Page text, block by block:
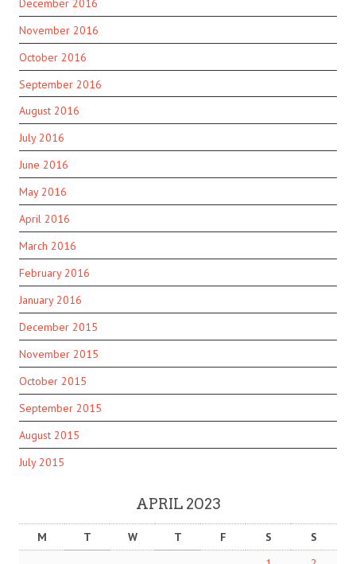
November 2016
October 2016
September 2016
August 2016
July 2016
June 2016
May 2016
April 2016
March 2016
February 2016
January 2016
December 2015
November 2015
October 2015
September 2015
August 2015
July 2015
APRIL 2023
M T W T F S
S